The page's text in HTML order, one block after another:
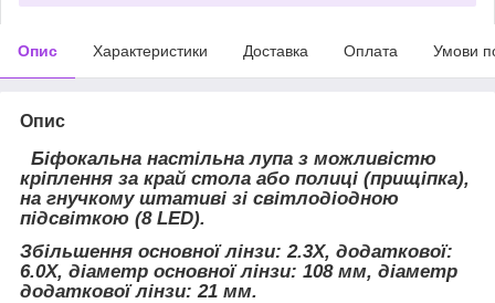
Опис Характеристики Доставка Оплата Умови
Опис
Біфокальна настільна лупа з можливістю
кріплення за край стола або полиці (прищіпка),
на гнучкому штативі зі світлодіодною
підсвіткою (8 LED).
Збільшення основної лінзи: 2.3X, додаткової:
6.0X, діаметр основної лінзи: 108 мм, діаметр
додаткової лінзи: 21 мм.